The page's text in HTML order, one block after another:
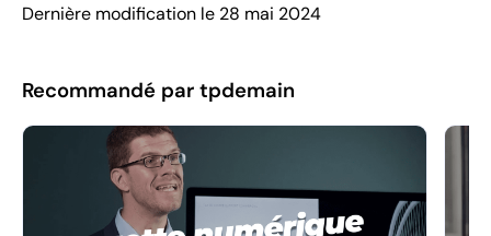
Dernière modification le 28 mai 2024
Recommandé par tpdemain